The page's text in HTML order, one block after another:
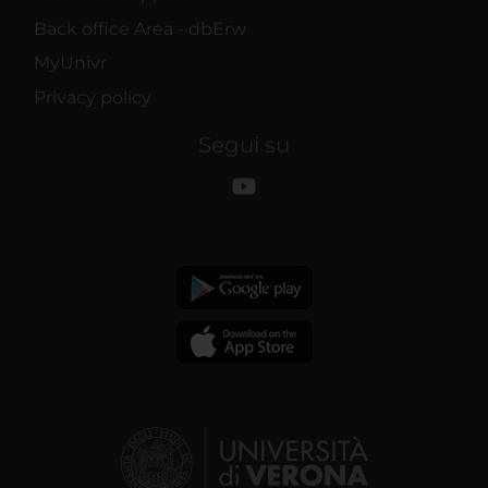
Back office Area - dbErw
MyUnivr
Privacy policy
Segui su